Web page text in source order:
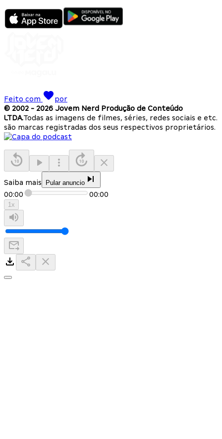
Feito com
por
© 2002 - 2026 Jovem Nerd Produção de Conteúdo
LTDA.Todas as imagens de filmes, séries, redes sociais e etc.
são marcas registradas dos seus respectivos proprietários.
Saiba mais Pular anuncio
00:00 00:00
1x